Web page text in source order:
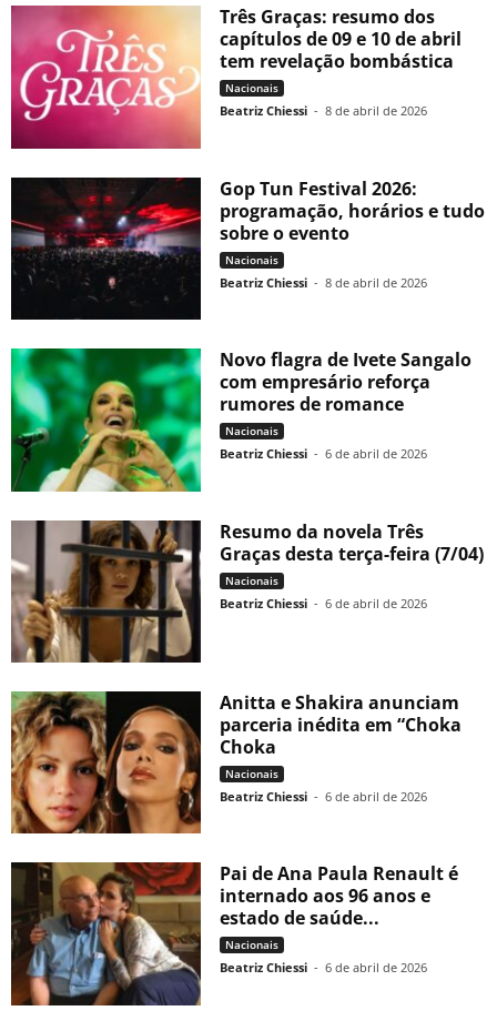
Três Graças: resumo dos
capítulos de 09 e 10 de abril
tem revelação bombástica
Nacionais
Beatriz Chiessi - 8 de abril de 2026
Gop Tun Festival 2026:
programação, horários e tudo
sobre o evento
Nacionais
Beatriz Chiessi - 8 de abril de 2026
Novo flagra de Ivete Sangalo
com empresário reforça
rumores de romance
Nacionais
Beatriz Chiessi - 6 de abril de 2026
Resumo da novela Três
Graças desta terça-feira (7/04)
Nacionais
Beatriz Chiessi - 6 de abril de 2026
Anitta e Shakira anunciam
parceria inédita em “Choka
Choka
Nacionais
Beatriz Chiessi - 6 de abril de 2026
Pai de Ana Paula Renault é
internado aos 96 anos e
estado de saúde...
Nacionais
Beatriz Chiessi - 6 de abril de 2026